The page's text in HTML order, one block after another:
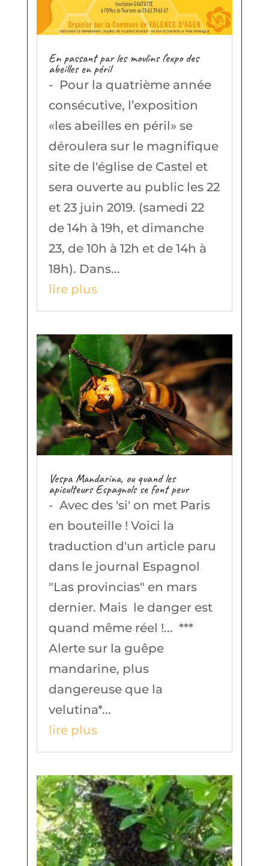
En passant par les moulins l’expo des
abeilles en péril
- Pour la quatrième année
consécutive, l’exposition
«les abeilles en péril» se
déroulera sur le magnifique
site de l'église de Castel et
sera ouverte au public les 22
et 23 juin 2019. (samedi 22
de 14h à 19h, et dimanche
23, de 10h à 12h et de 14h à
18h). Dans...
lire plus
Vespa Mandarina, ou quand les
apiculteurs Espagnols se font peur
- Avec des 'si' on met Paris
en bouteille ! Voici la
traduction d'un article paru
dans le journal Espagnol
"Las provincias" en mars
dernier. Mais le danger est
quand même réel !... ***
Alerte sur la guêpe
mandarine, plus
dangereuse que la
velutina*...
lire plus